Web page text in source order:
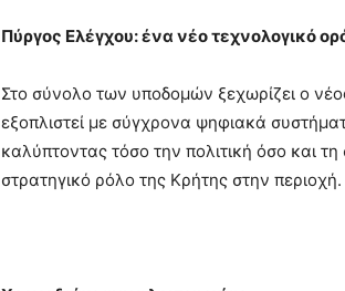
Πύργος Ελέγχου: ένα νέο τεχνολογικό
Στο σύνολο των υποδομών ξεχωρίζει ο
εξοπλιστεί με σύγχρονα ψηφιακά
καλύπτοντας τόσο την πολιτική όσο και
στρατηγικό ρόλο της Κρήτης στην περιοχή.